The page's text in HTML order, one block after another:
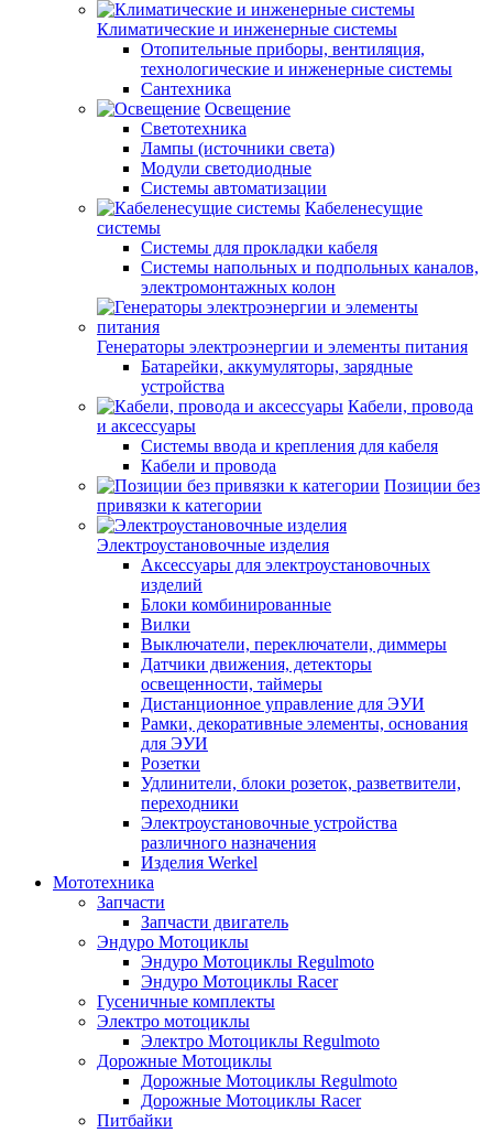
Климатические и инженерные системы
Отопительные приборы, вентиляция,
технологические и инженерные системы
Сантехника
Освещение
Светотехника
Лампы (источники света)
Модули светодиодные
Системы автоматизации
Кабеленесущие
системы
Системы для прокладки кабеля
Системы напольных и подпольных каналов,
электромонтажных колон
Генераторы электроэнергии и элементы питания
Батарейки, аккумуляторы, зарядные
устройства
Кабели, провода
и аксессуары
Системы ввода и крепления для кабеля
Кабели и провода
Позиции без
привязки к категории
Электроустановочные изделия
Аксессуары для электроустановочных
изделий
Блоки комбинированные
Вилки
Выключатели, переключатели, диммеры
Датчики движения, детекторы
освещенности, таймеры
Дистанционное управление для ЭУИ
Рамки, декоративные элементы, основания
для ЭУИ
Розетки
Удлинители, блоки розеток, разветвители,
переходники
Электроустановочные устройства
различного назначения
Изделия Werkel
Мототехника
Запчасти
Запчасти двигатель
Эндуро Мотоциклы
Эндуро Мотоциклы Regulmoto
Эндуро Мотоциклы Racer
Гусеничные комплекты
Электро мотоциклы
Электро Мотоциклы Regulmoto
Дорожные Мотоциклы
Дорожные Мотоциклы Regulmoto
Дорожные Мотоциклы Racer
Питбайки